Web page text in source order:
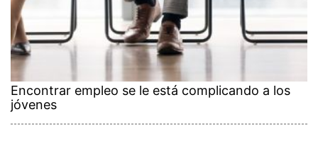
Encontrar empleo se le está complicando a los
jóvenes